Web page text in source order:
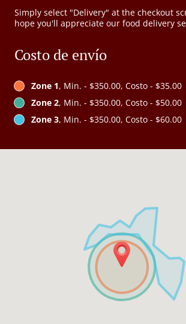
Simply select "Delivery" at the checkout
hope you'll appreciate our food delivery
Costo de envío
Zone 1, Min. - $350.00, Costo - $35.00
Zone 2, Min. - $350.00, Costo - $50.00
Zone 3, Min. - $350.00, Costo - $60.00